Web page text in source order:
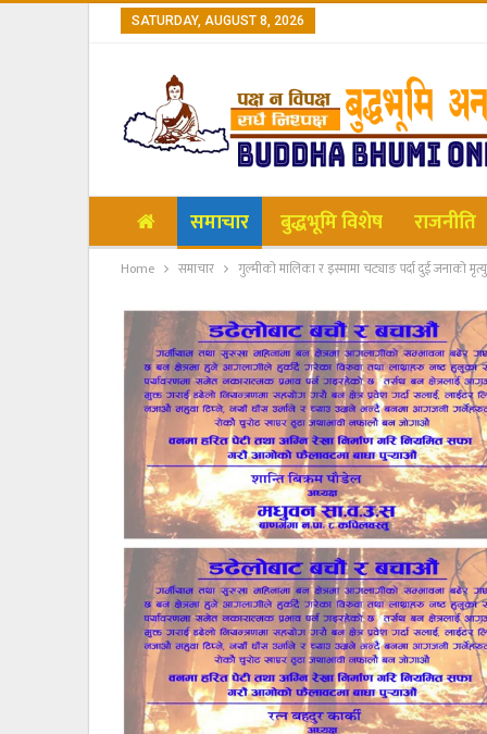
SATURDAY, AUGUST 8, 2026
समाचार बुद्धभूमि विशेष राजनीति
Home समाचार गुल्मीको मालिका र इस्मामा चट्याङ पर्दा दुई जनाको मृत्यु